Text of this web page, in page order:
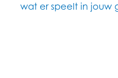
wat er speelt in jouw